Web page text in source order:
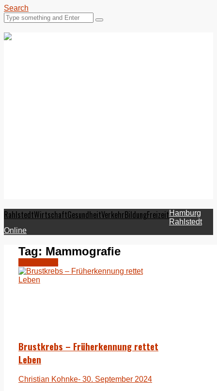
Search
RahlstedtWirtschaftGesundheitVerkehrBildungFreizeitHamburg
Rahlstedt
Online
Tag: Mammografie
Brustkrebs – Früherkennung rettet
Leben
Christian Kohnke- 30. September 2024